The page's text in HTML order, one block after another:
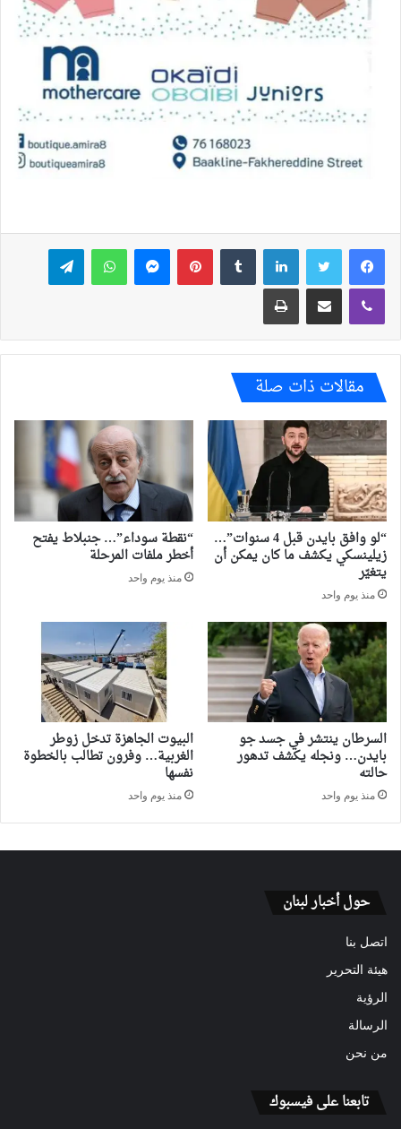
فيسبوك تويتر لينكدإن بينتيريستماسنجر واتساب تيلقرام
ڤايبر مشاركة عبر البريد طباعة
مقالات ذات صلة
“لو وافق بايدن قبل 4 سنوات”…
زيلينسكي يكشف ما كان يمكن أن
يتغيّر
منذ يوم واحد
“نقطة سوداء”… جنبلاط يفتح
أخطر ملفات المرحلة
منذ يوم واحد
السرطان ينتشر في جسد جو
بايدن… ونجله يكشف تدهور
حالته
منذ يوم واحد
البيوت الجاهزة تدخل زوطر
الغربية… وفرون تطالب بالخطوة
نفسها
منذ يوم واحد
حول أخبار لبنان
اتصل بنا
هيئة التحرير
الرؤية
الرسالة
من نحن
تابعنا على فيسبوك